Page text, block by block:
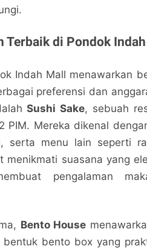
Terbaik di Pondok
Indah Mall menawarkan
preferensi dan
Sushi Sake, sebuah
PIM. Mereka dikenal
serta menu lain seperti
menikmati suasana yang
pengalaman
Bento House
bento box yang